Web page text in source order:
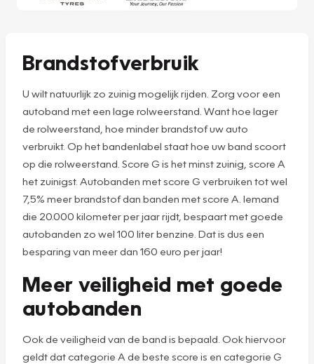
Brandstofverbruik
U wilt natuurlijk zo zuinig mogelijk rijden. Zorg voor een
autoband met een lage rolweerstand. Want hoe lager
de rolweerstand, hoe minder brandstof uw auto
verbruikt. Op het bandenlabel staat hoe uw band scoort
op die rolweerstand. Score G is het minst zuinig, score A
het zuinigst. Autobanden met score G verbruiken tot wel
7,5% meer brandstof dan banden met score A. Iemand
die 20.000 kilometer per jaar rijdt, bespaart met goede
autobanden zo wel 100 liter benzine. Dat is dus een
besparing van meer dan 160 euro per jaar!
Meer veiligheid met goede
autobanden
Ook de veiligheid van de band is bepaald. Ook hiervoor
geldt dat categorie A de beste score is en categorie G